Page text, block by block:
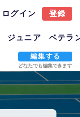
ログイン 登録
ジュニア ベテラ
編集する
どなたでも編集できます